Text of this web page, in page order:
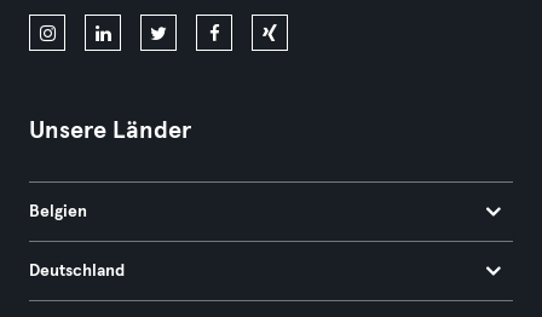
Unsere Länder
Belgien
Deutschland